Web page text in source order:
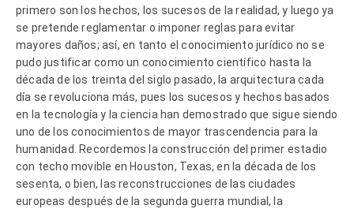
primero son los hechos, los sucesos de la realidad, y luego ya
se pretende reglamentar o imponer reglas para evitar
mayores daños; así, en tanto el conocimiento jurídico no se
pudo justificar como un conocimiento científico hasta la
década de los treinta del siglo pasado, la arquitectura cada
día se revoluciona más, pues los sucesos y hechos basados
en la tecnología y la ciencia han demostrado que sigue siendo
uno de los conocimientos de mayor trascendencia para la
humanidad. Recordemos la construcción del primer estadio
con techo movible en Houston, Texas, en la década de los
sesenta, o bien, las reconstrucciones de las ciudades
europeas después de la segunda guerra mundial, la